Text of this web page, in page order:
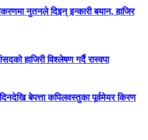
नुतनले दिइन् इन्कारी बयान, हाजिर
हाजिरी विश्लेषण गर्दै रास्वपा
बेपत्ता कपिलवस्तुका पूर्वमेयर किरण